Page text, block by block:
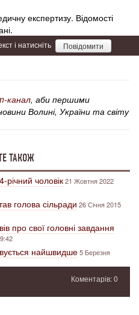
експертизу. Відомості
і натисніть Повідомити
канал, аби першими
Волині, України та світу
ТАКОЖ
річний чоловік21 Жовтня 2022
голова сільради 26 Січня 2015
про свої головні завдання
найшвидше5 Березня
Коментарів: 0